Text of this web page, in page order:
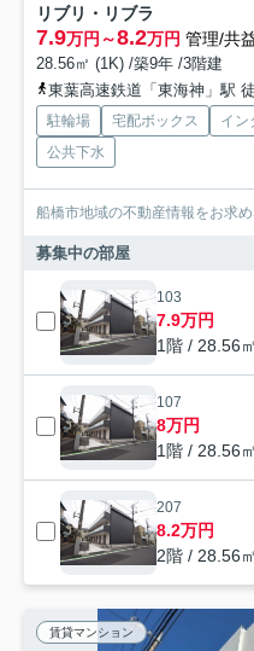
リブリ・リブラ
7.9万円～8.2万円 管理/共
28.56㎡ (1K) /築9年 /3階建
東葉高速鉄道「東海神」駅
駐輪場 宅配ボックス イン
公共下水
船橋市地域の不動産情報をお求
募集中の部屋
103
7.9万円
1階 / 28.56
107
8万円
1階 / 28.56
207
8.2万円
2階 / 28.56
賃貸マンション